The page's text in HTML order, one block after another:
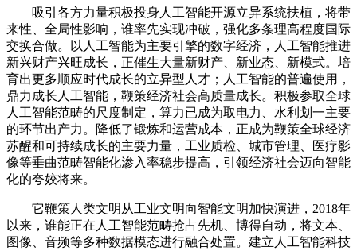
吸引各方力量积极投身人工智能开源立异系统扶植，将带
来性、全局性影响，谁率先实现冲破，强化多条理高程度国际
交换合做。以人工智能为主要引擎的数字经济，人工智能推进
新兴财产兴旺成长，正催生大量新财产、新业态、新模式。培
育出更多顺应时代成长的立异型人才；人工智能的普遍使用，
鼎力成长人工智能，鞭策经济社会高质量成长。积极参取全球
人工智能范畴的尺度制定，算力已成为取电力、水利划一主要
的环节出产力。降低了锻炼和运营成本，正成为鞭策全球经济
苏醒和可持续成长的主要力量，工业质检、城市管理、医疗影
像等垂曲范畴智能化渗入率稳步提高，引领经济社会迈向智能
化的夸姣将来。
它鞭策人类文明从工业文明向智能文明加快演进，2018年
以来，谁能正在人工智能范畴抢占先机、博得自动，将文本、
图像、音频等多种数据模态进行融合处置。建立人工智能科技